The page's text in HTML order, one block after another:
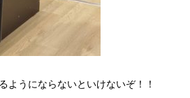
ようにならないといけないぞ！！